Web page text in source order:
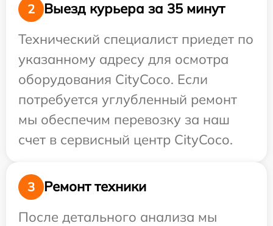
2
Выезд курьера за 35 минут
Технический специалист приедет по
указанному адресу для осмотра
оборудования CityCoco. Если
потребуется углубленный ремонт
мы обеспечим перевозку за наш
счет в сервисный центр CityCoco.
3
Ремонт техники
После детального анализа мы